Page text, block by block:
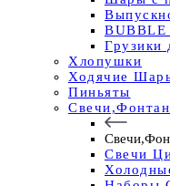
Грузики
Хлопушки
Ходячие
Пиньяты
Свечи